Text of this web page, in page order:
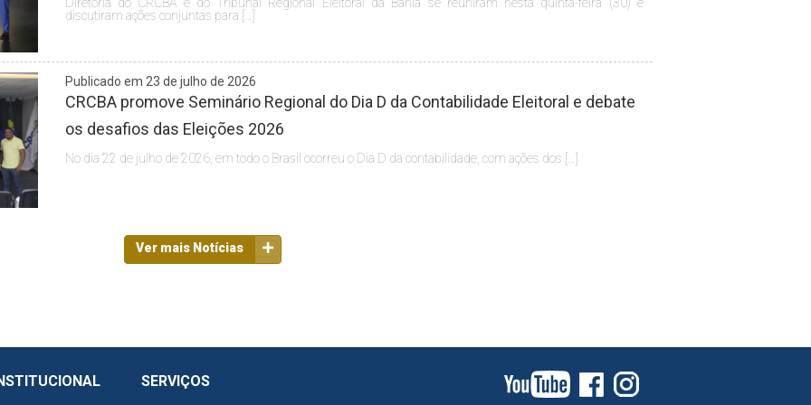
discutiram ações conjuntas para […]
Publicado em 23 de julho de 2026
CRCBA promove Seminário Regional do Dia D da Contabilidade Eleitoral e debate
os desafios das Eleições 2026
No dia 22 de julho de 2026, em todo o Brasil ocorreu o Dia D da contabilidade, com ações dos […]
Ver mais Notícias
SERVIÇOS